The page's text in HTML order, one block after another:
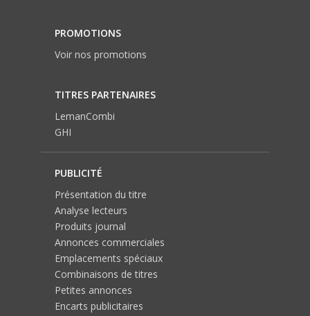
PROMOTIONS
Voir nos promotions
TITRES PARTENAIRES
LemanCombi
GHI
PUBLICITÉ
Présentation du titre
Analyse lecteurs
Produits journal
Annonces commerciales
Emplacements spéciaux
Combinaisons de titres
Petites annonces
Encarts publicitaires